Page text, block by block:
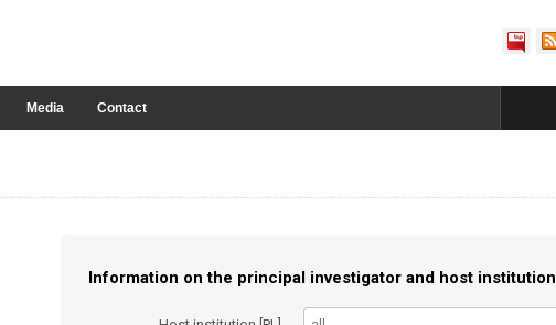
Media Contact
Information on the principal investigator and host institution